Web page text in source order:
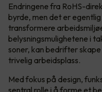
Endringene fra RoHS-
byrde, men det er
transformere
belysningsmulighetene i
soner, kan bedrifter
trivelig arbeidsplass.
Med fokus på design,
sentral rolle i å forme et